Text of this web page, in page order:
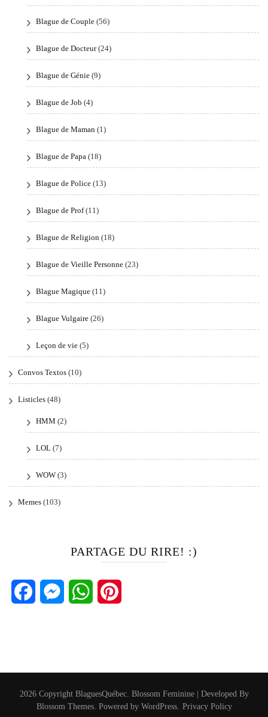
Blague de Couple (56)
Blague de Docteur(24)
Blague de Génie (9)
Blague de Job (4)
Blague de Maman (1)
Blague de Papa (18)
Blague de Police (13)
Blague de Prof(11)
Blague de Religion (18)
Blague de Vieille Personne (23)
Blague Magique (11)
Blague Vulgaire (26)
Leçon de vie (5)
Convos Textos (10)
Listicles (48)
HMM (2)
LOL (7)
WOW (3)
Memes (103)
PARTAGE DU RIRE! :)
FacebookMessengerWhatsApp
2026 Copyright BlaguesQuébec. Blossom Feminine | Developed By
Blossom Themes. Powered by WordPress. Privacy Policy